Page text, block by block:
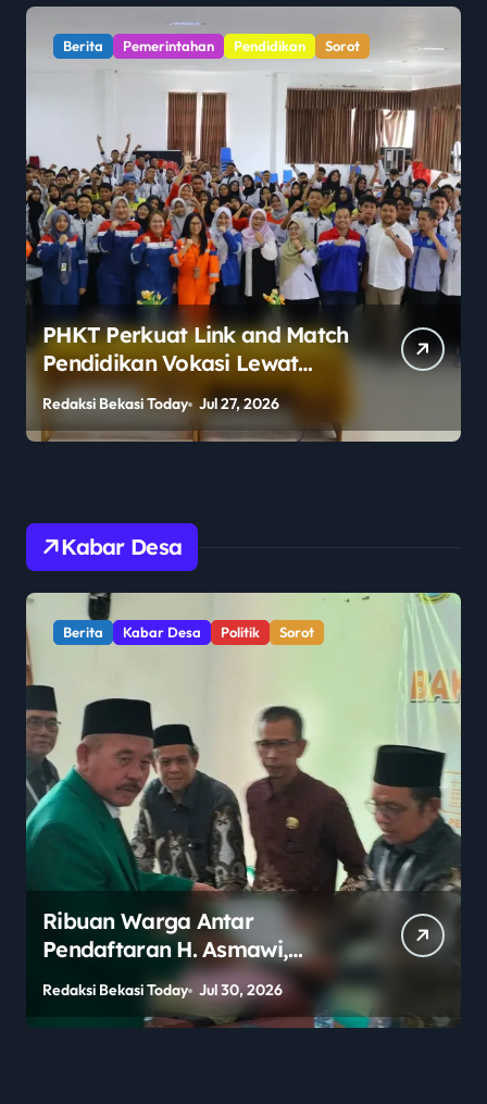
Berita Pemerintahan Pendidikan Sorot
PHKT Perkuat Link and Match
Pendidikan Vokasi Lewat
Program Guru Tamu di SMKN
2 Penajam Paser Utara
Redaksi Bekasi Today Jul 27, 2026
Kabar Desa
Berita Kabar Desa Politik Sorot
Ribuan Warga Antar
Pendaftaran H. Asmawi,
Dukungan Menggema:
“Lanjutkan!”
Redaksi Bekasi Today Jul 30, 2026